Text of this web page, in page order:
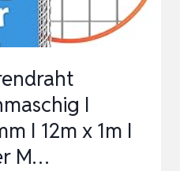
I
I 12m x 1m I
M…